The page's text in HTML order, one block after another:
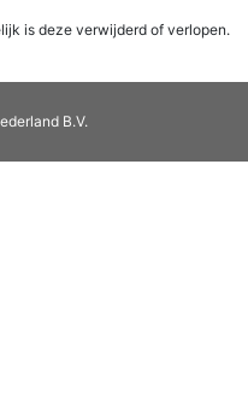
is deze verwijderd of verlopen.
B.V.